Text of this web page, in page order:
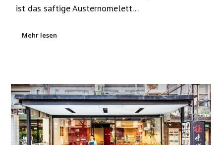
ist das saftige Austernomelett…
Mehr lesen